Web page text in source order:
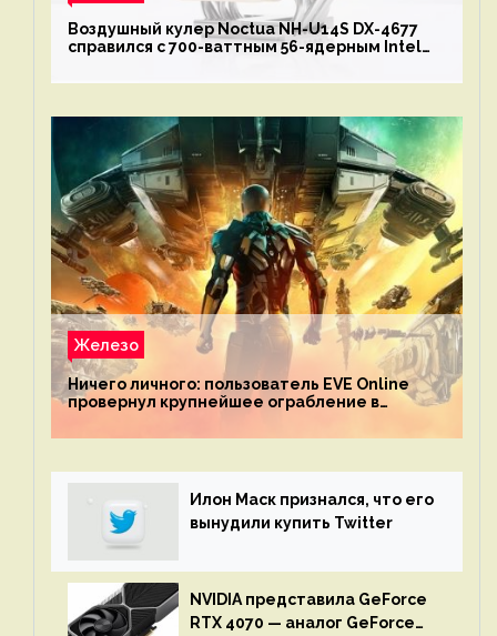
Воздушный кулер Noctua NH-U14S DX-4677
справился с 700-ваттным 56-ядерным Intel
Железо
Ничего личного: пользователь EVE Online
провернул крупнейшее ограбление в
механике
Илон Маск признался, что его
вынудили купить Twitter
NVIDIA представила GeForce
RTX 4070 — аналог GeForce